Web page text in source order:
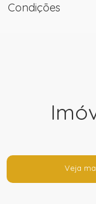
Condições
Veja